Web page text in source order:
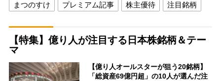
まつのすけ プレミアム記事 株主優待 注目銘柄
【特集】億り人が注目する日本株銘柄＆テー
マ
【億り人オールスターが狙う20銘柄】
「総資産69億円超」の10人が選んだ注